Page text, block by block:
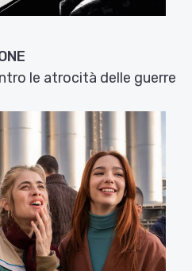
le atrocità delle guerre